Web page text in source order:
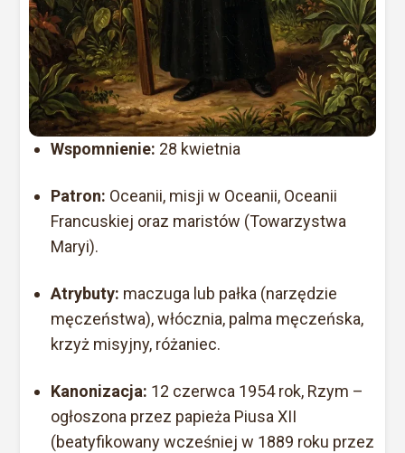
Wspomnienie: 28 kwietnia
Patron: Oceanii, misji w Oceanii, Oceanii
Francuskiej oraz maristów (Towarzystwa
Maryi).
Atrybuty: maczuga lub pałka (narzędzie
męczeństwa), włócznia, palma męczeńska,
krzyż misyjny, różaniec.
Kanonizacja: 12 czerwca 1954 rok, Rzym –
ogłoszona przez papieża Piusa XII
(beatyfikowany wcześniej w 1889 roku przez